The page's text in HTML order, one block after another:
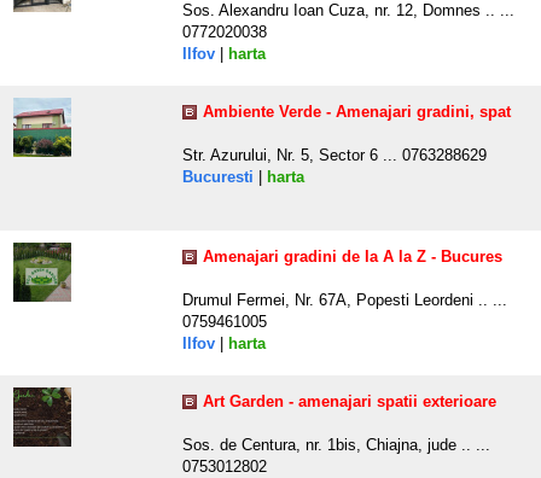
Sos. Alexandru Ioan Cuza, nr. 12, Domnes .. ...
0772020038
Ilfov
harta
Ambiente Verde - Amenajari gradini, spat
Str. Azurului, Nr. 5, Sector 6 ... 0763288629
Bucuresti
harta
Amenajari gradini de la A la Z - Bucures
Drumul Fermei, Nr. 67A, Popesti Leordeni .. ...
0759461005
Ilfov
harta
Art Garden - amenajari spatii exterioare
Sos. de Centura, nr. 1bis, Chiajna, jude .. ...
0753012802